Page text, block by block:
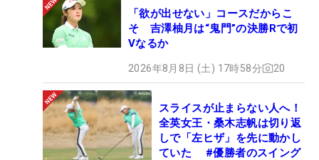
「欲が出せない」コースだからこ
そ 吉澤柚月は“鬼門”の決勝Rで初
Vなるか
2026年8月8日 (土) 17時58分 20
スライスが止まらない人へ！
全英女王・桑木志帆は切り返
しで「左ヒザ」を先に動かし
ていた #優勝者のスイング